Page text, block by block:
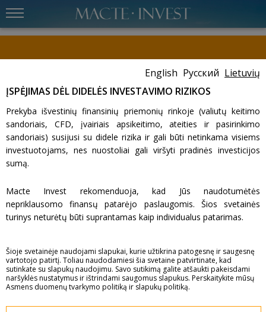
Please carefully review the important message provided within the
BANKAI KORESPONDENTAI
Taip pat žiūrėkite:
Įkainiai
Bankai korespondentai
Reglamentas
Skundų nagrinėjimas
EUR
Banka:AS BluOr Bank (Beneficiary: Macte Invest FM AB)
Account number:
LV21 CBBR 1124 0610 0003 0
SWIFT:CBBRLV22
English Русский Lietuvių
ĮSPĖJIMAS DĖL DIDELĖS INVESTAVIMO RIZIKOS
Prekyba išvestinių finansinių priemonių rinkoje (valiutų keitimo
sandoriais, CFD, įvairiais apsikeitimo, ateities ir pasirinkimo
sandoriais) susijusi su didele rizika ir gali būti netinkama visiems
investuotojams, nes nuostoliai gali viršyti pradinės investicijos
sumą.
Macte Invest rekomenduoja, kad Jūs naudotumėtės
nepriklausomo finansų patarėjo paslaugomis. Šios svetainės
turinys neturėtų būti suprantamas kaip individualus patarimas.
Macte Invest neatsako už klaidas, netikslumus ar praleidimus; taip
pat negarantuoja informacijos, teksto, grafikos, nuorodų ar kitų
šios medžiagos elementų tikslumo bei išsamumo. Perskaitykite ir
susipažinkite su Macte Invest reglamentais.
Šioje svetainėje naudojami slapukai, kurie užtikrina patogesnę ir saugesnę
vartotojo patirtį. Toliau naudodamiesi šia svetaine patvirtinate, kad
sutinkate su slapukų naudojimu. Savo sutikimą galite atšaukti pakeisdami
naršyklės nustatymus ir ištrindami saugomus slapukus. Perskaitykite mūsų
Asmens duomenų tvarkymo politiką ir slapukų politiką.